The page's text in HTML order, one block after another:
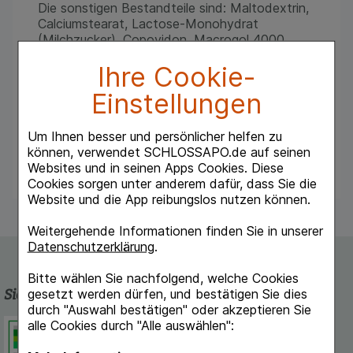
Ihre Cookie-
Einstellungen
Um Ihnen besser und persönlicher helfen zu
können, verwendet SCHLOSSAPO.de auf seinen
Websites und in seinen Apps Cookies. Diese
Cookies sorgen unter anderem dafür, dass Sie die
Website und die App reibungslos nutzen können.
Weitergehende Informationen finden Sie in unserer
Datenschutzerklärung.
Bitte wählen Sie nachfolgend, welche Cookies
gesetzt werden dürfen, und bestätigen Sie dies
durch "Auswahl bestätigen" oder akzeptieren Sie
alle Cookies durch "Alle auswählen":
Die sonstigen Bestandteile sind: Maltodextrin,
Calciumstearat, Lactose-Monohydrat
(Milchzucker), Copovidon, Macrogol 4000,
Magnesiumstearat [pflanzlich], Schellack,
Titandioxid E171, Cellulosepulver, Maisstärke,
Carboxymethylstärke-Natrium (Typ A),
Natriumdodecylsulfat, Sucrose (Saccharose
bzw. „Haushaltszucker“), Povidon K25,
Eisenoxide und -hydroxide (E172)
Sicherheit und Qualität
Schlossapo.de ist registriert beim